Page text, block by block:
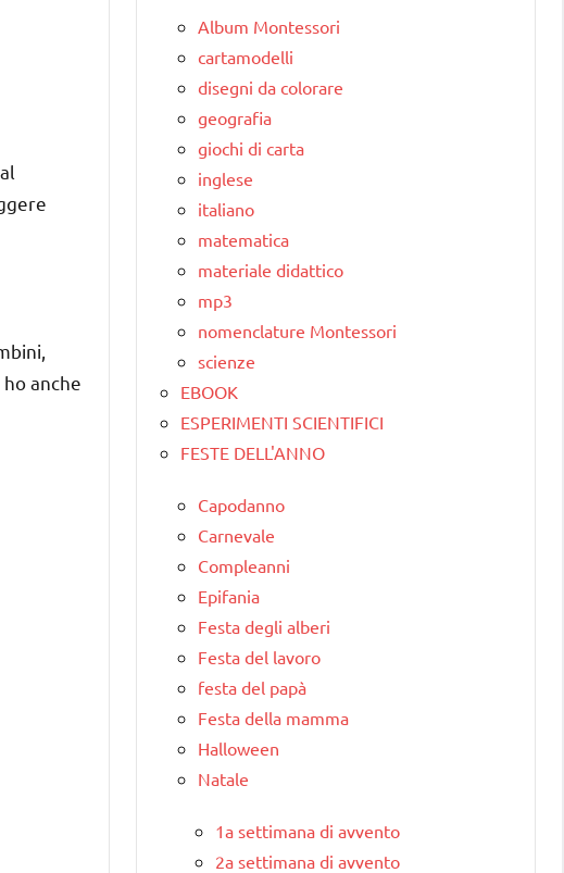
anche
Album Montessori
cartamodelli
disegni da colorare
geografia
giochi di carta
inglese
italiano
matematica
materiale didattico
mp3
nomenclature Montessori
scienze
EBOOK
ESPERIMENTI SCIENTIFICI
FESTE DELL'ANNO
Capodanno
Carnevale
Compleanni
Epifania
Festa degli alberi
Festa del lavoro
festa del papà
Festa della mamma
Halloween
Natale
1a settimana di avvento
2a settimana di avvento